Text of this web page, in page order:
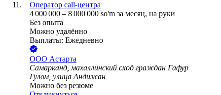
Оператор call-центра
4 000 000 – 8 000 000 so'm за месяц, на руки
Без опыта
Можно удалённо
Выплаты: Ежедневно
ООО Астарта
Самарканд, махаллинский сход граждан Гафур
Гулом, улица Андижан
Можно без резюме